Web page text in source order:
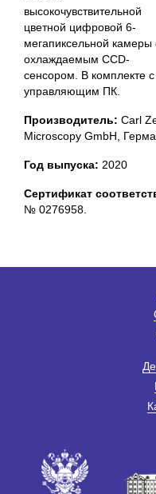
высокочувствительной
цветной цифровой 6-
мегапиксельной камеры
охлаждаемым СCD-
сенсором. В комплекте с
управляющим ПК.
Производитель: Carl
Microscopy GmbH,
Год выпуска: 2020
Сертификат
№ 0276958.